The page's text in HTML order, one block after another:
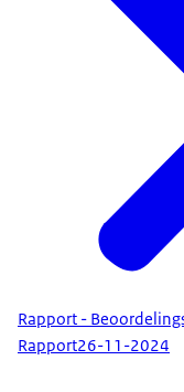
Rapport -
Rapport26-11-2024